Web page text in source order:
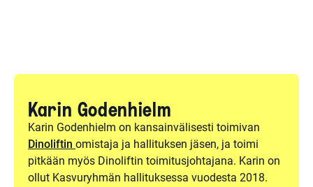
Karin Godenhielm
Karin Godenhielm on kansainvälisesti toimivan
Dinoliftin omistaja ja hallituksen jäsen, ja toimi
pitkään myös Dinoliftin toimitusjohtajana. Karin on
ollut Kasvuryhmän hallituksessa vuodesta 2018.